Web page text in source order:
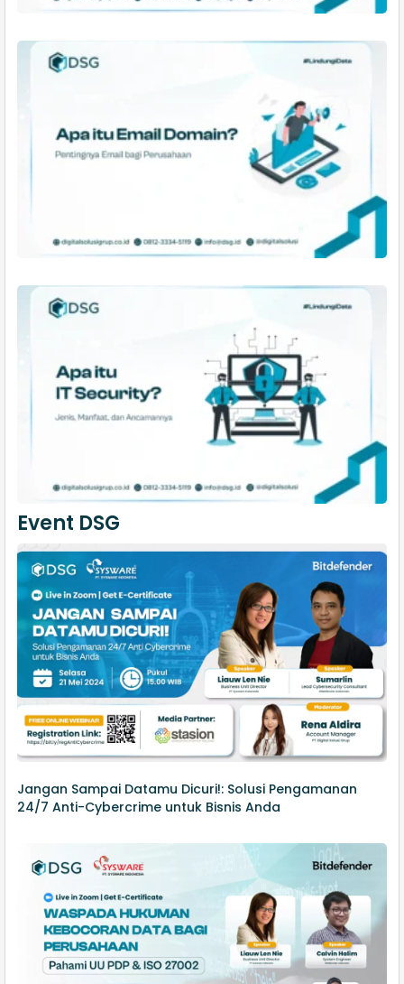
Event DSG
Jangan Sampai Datamu Dicuri!: Solusi Pengamanan
24/7 Anti-Cybercrime untuk Bisnis Anda